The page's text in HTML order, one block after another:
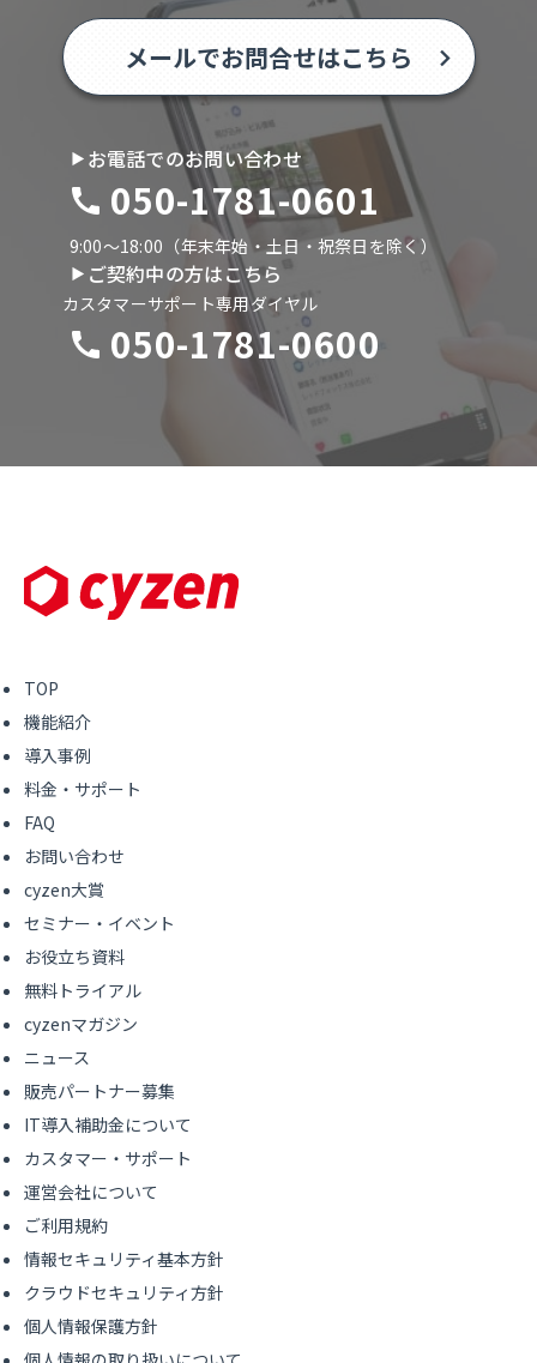
メールでお問合せはこちら
お電話でのお問い合わせ
050-1781-0601
9:00〜18:00（年末年始・土日・祝祭日を除く）
ご契約中の方はこちら
カスタマーサポート専用ダイヤル
050-1781-0600
TOP
機能紹介
導入事例
料金・サポート
FAQ
お問い合わせ
cyzen大賞
セミナー・イベント
お役立ち資料
無料トライアル
cyzenマガジン
ニュース
販売パートナー募集
IT導入補助金について
カスタマー・サポート
運営会社について
ご利用規約
情報セキュリティ基本方針
クラウドセキュリティ方針
個人情報保護方針